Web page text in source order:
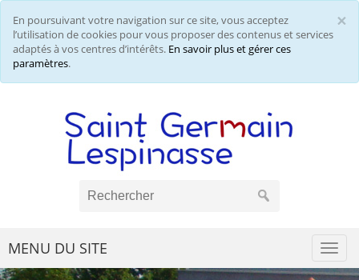
×
En poursuivant votre navigation sur ce site, vous acceptez
l’utilisation de cookies pour vous proposer des contenus et services
adaptés à vos centres d’intérêts. En savoir plus et gérer ces
paramètres.
MENU DU SITE